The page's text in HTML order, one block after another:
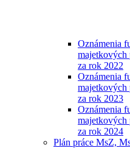
Oznámenia
majetkových
za rok 2022
Oznámenia
majetkových
za rok 2023
Oznámenia
majetkových
za rok 2024
Plán práce MsZ,